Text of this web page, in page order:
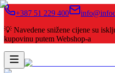
+387 51 229 400
💡 Navedene snižene cijene su
kupovinu putem Webshop-a